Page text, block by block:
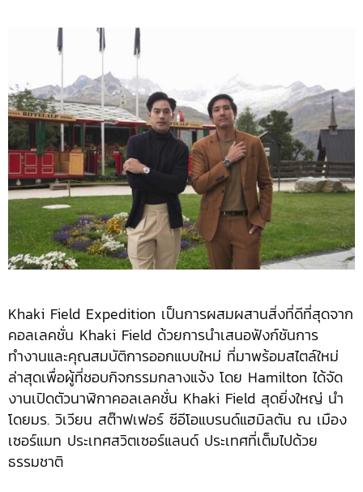
Khaki Field Expedition เป็นการผสมผสานสิ่งที่ดีที่สุดจาก
คอลเลคชั่น Khaki Field ด้วยการนำเสนอฟังก์ชันการ
ทำงานและคุณสมบัติการออกแบบใหม่ ที่มาพร้อมสไตล์ใหม่
ล่าสุดเพื่อผู้ที่ชอบกิจกรรมกลางแจ้ง โดย Hamilton ได้จัด
งานเปิดตัวนาฬิกาคอลเลคชั่น Khaki Field สุดยิ่งใหญ่ นำ
โดยมร. วิเวียน สต๊าฟเฟอร์ ซีอีโอแบรนด์แฮมิลตัน ณ เมือง
เซอร์แมท ประเทศสวิตเซอร์แลนด์ ประเทศที่เต็มไปด้วย
ธรรมชาติ